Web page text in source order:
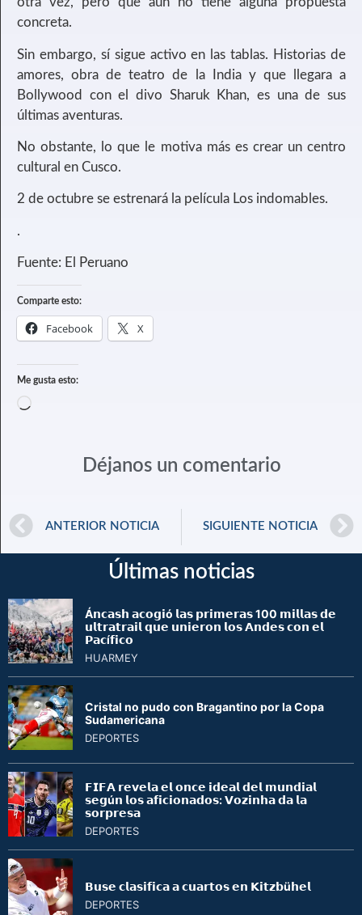
concreta.
Sin embargo, sí sigue activo en las tablas. Historias de
amores, obra de teatro de la India y que llegara a
Bollywood con el divo Sharuk Khan, es una de sus
últimas aventuras.
No obstante, lo que le motiva más es crear un centro
cultural en Cusco.
2 de octubre se estrenará la película Los indomables.
.
Fuente: El Peruano
Comparte esto:
Facebook X
Me gusta esto:
Déjanos un comentario
ANTERIOR NOTICIA SIGUIENTE NOTICIA
Últimas noticias
Á𝗻𝗰𝗮𝘀𝗵 𝗮𝗰𝗼𝗴𝗶ó 𝗹𝗮𝘀 𝗽𝗿𝗶𝗺𝗲𝗿𝗮𝘀 100 𝗺𝗶𝗹𝗹𝗮𝘀 𝗱𝗲
𝘂𝗹𝘁𝗿𝗮𝘁𝗿𝗮𝗶𝗹 𝗾𝘂𝗲 𝘂𝗻𝗶𝗲𝗿𝗼𝗻 𝗹𝗼𝘀 𝗔𝗻𝗱𝗲𝘀 𝗰𝗼𝗻 𝗲𝗹
𝗣𝗮𝗰í𝗳𝗶𝗰𝗼
HUARMEY
Cristal no pudo con Bragantino por la Copa
Sudamericana
DEPORTES
𝗙𝗜𝗙𝗔 𝗿𝗲𝘃𝗲𝗹𝗮 𝗲𝗹 𝗼𝗻𝗰𝗲 𝗶𝗱𝗲𝗮𝗹 𝗱𝗲𝗹 𝗺𝘂𝗻𝗱𝗶𝗮𝗹
𝘀𝗲𝗴ú𝗻 𝗹𝗼𝘀 𝗮𝗳𝗶𝗰𝗶𝗼𝗻𝗮𝗱𝗼𝘀: 𝗩𝗼𝘇𝗶𝗻𝗵𝗮 𝗱𝗮 𝗹𝗮
𝘀𝗼𝗿𝗽𝗿𝗲𝘀𝗮
DEPORTES
𝗕𝘂𝘀𝗲 𝗰𝗹𝗮𝘀𝗶𝗳𝗶𝗰𝗮 𝗮 𝗰𝘂𝗮𝗿𝘁𝗼𝘀 𝗲𝗻 𝗞𝗶𝘁𝘇𝗯ü𝗵𝗲𝗹
DEPORTES